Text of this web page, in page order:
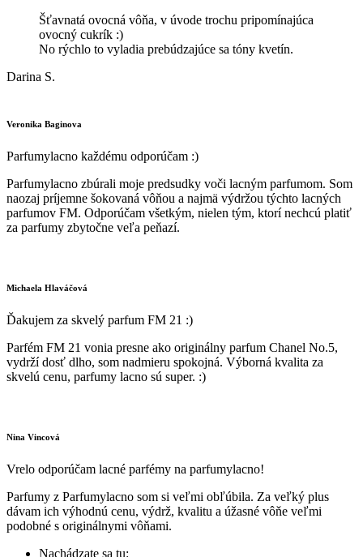
Šťavnatá ovocná vôňa, v úvode trochu pripomínajúca
ovocný cukrík :)
No rýchlo to vyladia prebúdzajúce sa tóny kvetín.
Darina S.
Veronika Baginova
Parfumylacno každému odporúčam :)
Parfumylacno zbúrali moje predsudky voči lacným parfumom. Som
naozaj príjemne šokovaná vôňou a najmä výdržou týchto lacných
parfumov FM. Odporúčam všetkým, nielen tým, ktorí nechcú platiť
za parfumy zbytočne veľa peňazí.
Michaela Hlaváčová
Ďakujem za skvelý parfum FM 21 :)
Parfém FM 21 vonia presne ako originálny parfum Chanel No.5,
vydrží dosť dlho, som nadmieru spokojná. Výborná kvalita za
skvelú cenu, parfumy lacno sú super. :)
Nina Vincová
Vrelo odporúčam lacné parfémy na parfumylacno!
Parfumy z Parfumylacno som si veľmi obľúbila. Za veľký plus
dávam ich výhodnú cenu, výdrž, kvalitu a úžasné vôňe veľmi
podobné s originálnymi vôňami.
Nachádzate sa tu: